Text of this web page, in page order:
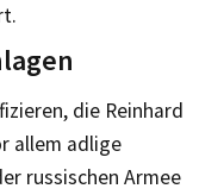
die Reinhard
allem adlige
russischen Armee